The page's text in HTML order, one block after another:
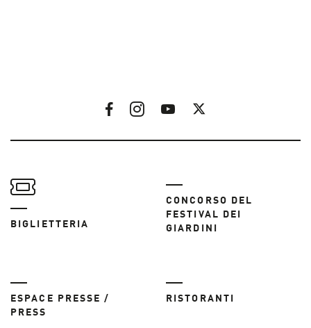
BIGLIETTERIA
CONCORSO DEL
FESTIVAL DEI
GIARDINI
ESPACE PRESSE /
PRESS
RISTORANTI